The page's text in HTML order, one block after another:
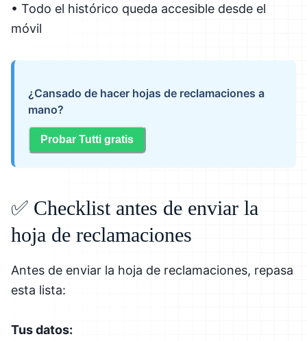
• Todo el histórico queda accesible desde el
móvil
¿Cansado de hacer hojas de reclamaciones a
mano?
Probar Tutti gratis
✅ Checklist antes de enviar la
hoja de reclamaciones
Antes de enviar la hoja de reclamaciones, repasa
esta lista:
Tus datos: